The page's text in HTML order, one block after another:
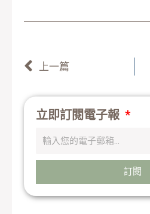
上一篇
立即訂閱電子報
訂閱